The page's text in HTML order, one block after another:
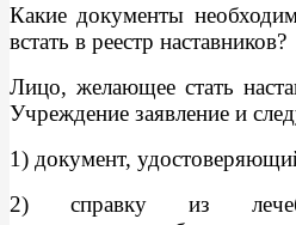
Какие документы
встать в реестр наставников?
Лицо, желающее стать
Учреждение заявление и
1) документ,
2) справку из лечебно-